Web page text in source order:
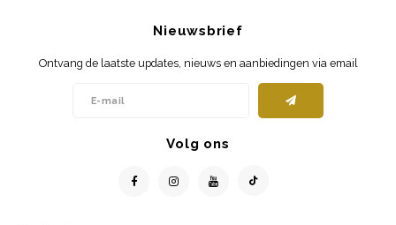
Nieuwsbrief
Ontvang de laatste updates, nieuws en aanbiedingen via email
Volg ons